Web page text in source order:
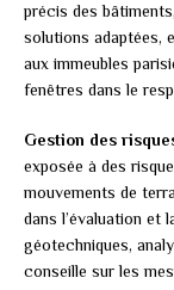
précis des
solutions adaptées,
aux immeubles
fenêtres dans le
Gestion des
exposée à des
mouvements de
dans l’évaluation et
géotechniques,
conseille sur les